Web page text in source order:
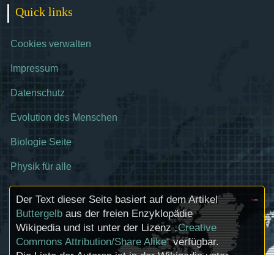
Quick links
Cookies verwalten
Impressum
Datenschutz
Evolution des Menschen
Biologie Seite
Physik für alle
Der Text dieser Seite basiert auf dem Artikel
Buttergelb aus der freien Enzyklopädie
Wikipedia und ist unter der Lizenz„Creative
Commons Attribution/Share Alike“verfügbar.